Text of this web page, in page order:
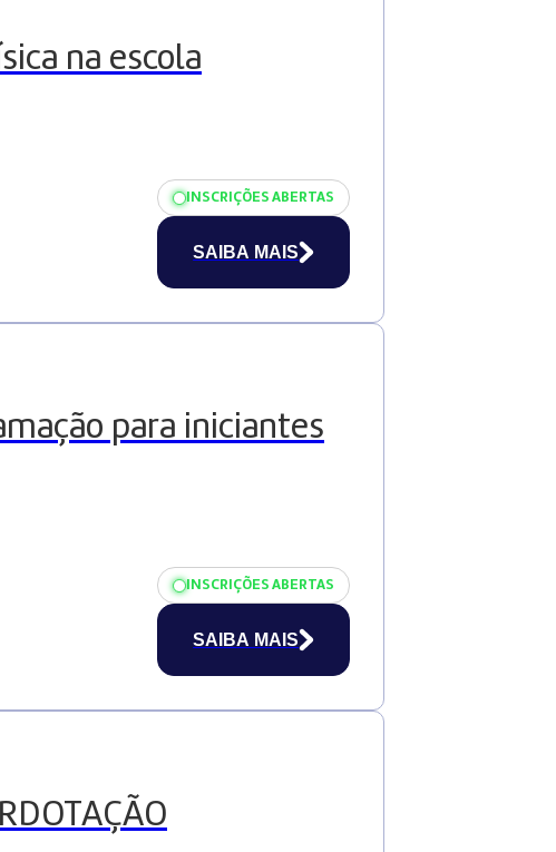
na escola
INSCRIÇÕES ABERTAS
SAIBA MAIS
para iniciantes
INSCRIÇÕES ABERTAS
SAIBA MAIS